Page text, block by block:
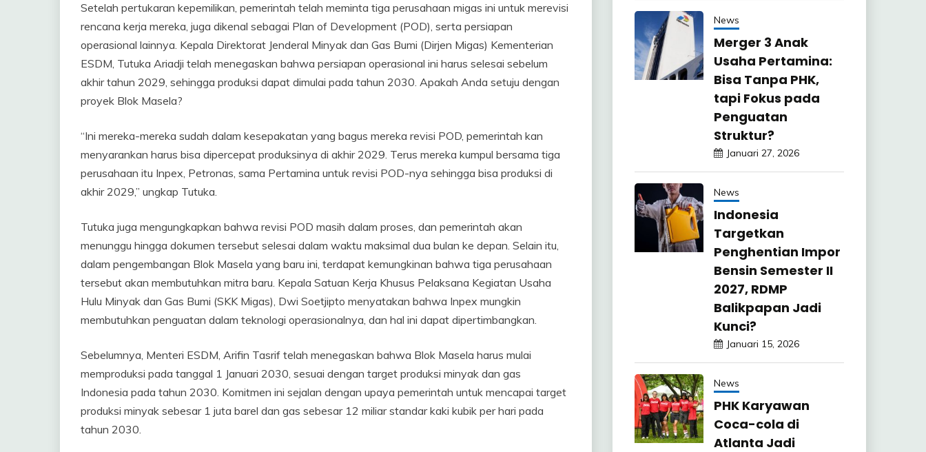
Setelah pertukaran kepemilikan, pemerintah telah meminta tiga perusahaan migas ini untuk merevisi
rencana kerja mereka, juga dikenal sebagai Plan of Development (POD), serta persiapan
operasional lainnya. Kepala Direktorat Jenderal Minyak dan Gas Bumi (Dirjen Migas) Kementerian
ESDM, Tutuka Ariadji telah menegaskan bahwa persiapan operasional ini harus selesai sebelum
akhir tahun 2029, sehingga produksi dapat dimulai pada tahun 2030. Apakah Anda setuju dengan
proyek Blok Masela?
“Ini mereka-mereka sudah dalam kesepakatan yang bagus mereka revisi POD, pemerintah kan
menyarankan harus bisa dipercepat produksinya di akhir 2029. Terus mereka kumpul bersama tiga
perusahaan itu Inpex, Petronas, sama Pertamina untuk revisi POD-nya sehingga bisa produksi di
akhir 2029,” ungkap Tutuka.
Tutuka juga mengungkapkan bahwa revisi POD masih dalam proses, dan pemerintah akan
menunggu hingga dokumen tersebut selesai dalam waktu maksimal dua bulan ke depan. Selain itu,
dalam pengembangan Blok Masela yang baru ini, terdapat kemungkinan bahwa tiga perusahaan
tersebut akan membutuhkan mitra baru. Kepala Satuan Kerja Khusus Pelaksana Kegiatan Usaha
Hulu Minyak dan Gas Bumi (SKK Migas), Dwi Soetjipto menyatakan bahwa Inpex mungkin
membutuhkan penguatan dalam teknologi operasionalnya, dan hal ini dapat dipertimbangkan.
Sebelumnya, Menteri ESDM, Arifin Tasrif telah menegaskan bahwa Blok Masela harus mulai
memproduksi pada tanggal 1 Januari 2030, sesuai dengan target produksi minyak dan gas
Indonesia pada tahun 2030. Komitmen ini sejalan dengan upaya pemerintah untuk mencapai target
produksi minyak sebesar 1 juta barel dan gas sebesar 12 miliar standar kaki kubik per hari pada
tahun 2030.
News
Merger 3 Anak
Usaha Pertamina:
Bisa Tanpa PHK,
tapi Fokus pada
Penguatan
Struktur?
Januari 27, 2026
News
Indonesia
Targetkan
Penghentian Impor
Bensin Semester II
2027, RDMP
Balikpapan Jadi
Kunci?
Januari 15, 2026
News
PHK Karyawan
Coca-cola di
Atlanta Jadi